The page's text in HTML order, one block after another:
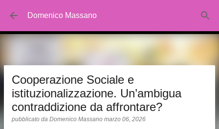
Passa ai contenuti principali
Domenico Massano
Cooperazione Sociale e
istituzionalizzazione. Un’ambigua
contraddizione da affrontare?
pubblicato da Domenico Massano marzo 06, 2026